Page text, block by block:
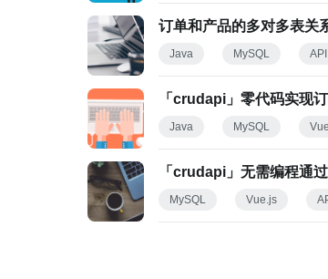
订单和产品的多对多表关
Java MySQL API
「crudapi」零代码实现
Java MySQL
「crudapi」无需编程通
MySQL Vue.js